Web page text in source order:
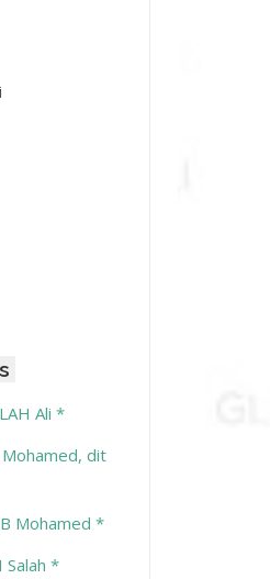
Ali *
Mohamed, dit
Mohamed *
Salah *